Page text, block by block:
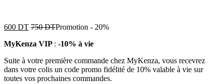
600 DT 750DTPromotion - 20%
MyKenza VIP : -10% à vie
Suite à votre première commande chez MyKenza, vous recevrez
dans votre colis un code promo fidélité de 10% valable à vie sur
toutes vos prochaines commandes.